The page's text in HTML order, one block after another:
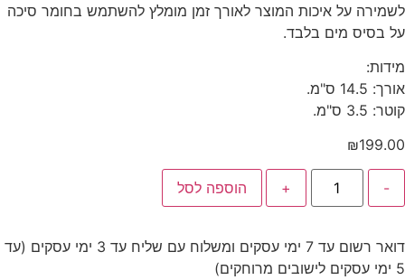
לשמירה על איכות המוצר לאורך זמן מומלץ להשתמש בחומר סיכה
על בסיס מים בלבד.
מידות:
אורך: 14.5 ס"מ.
קוטר: 3.5 ס"מ.
₪199.00
-
+ הוספה לסל
דואר רשום עד 7 ימי עסקים ומשלוח עם שליח עד 3 ימי עסקים (עד
5 ימי עסקים לישובים מרוחקים)